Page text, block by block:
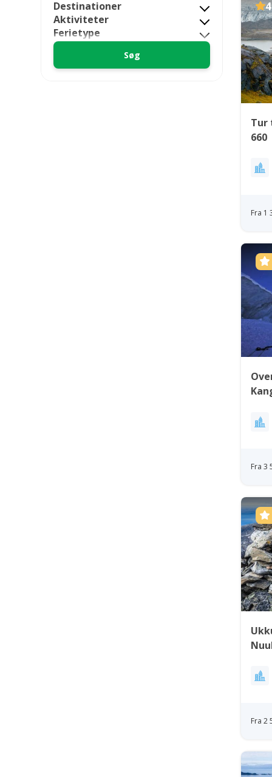
Tur
660
Fra 1
Fra 3
Fra 2
Destinationer
Aktiviteter
Ferietype